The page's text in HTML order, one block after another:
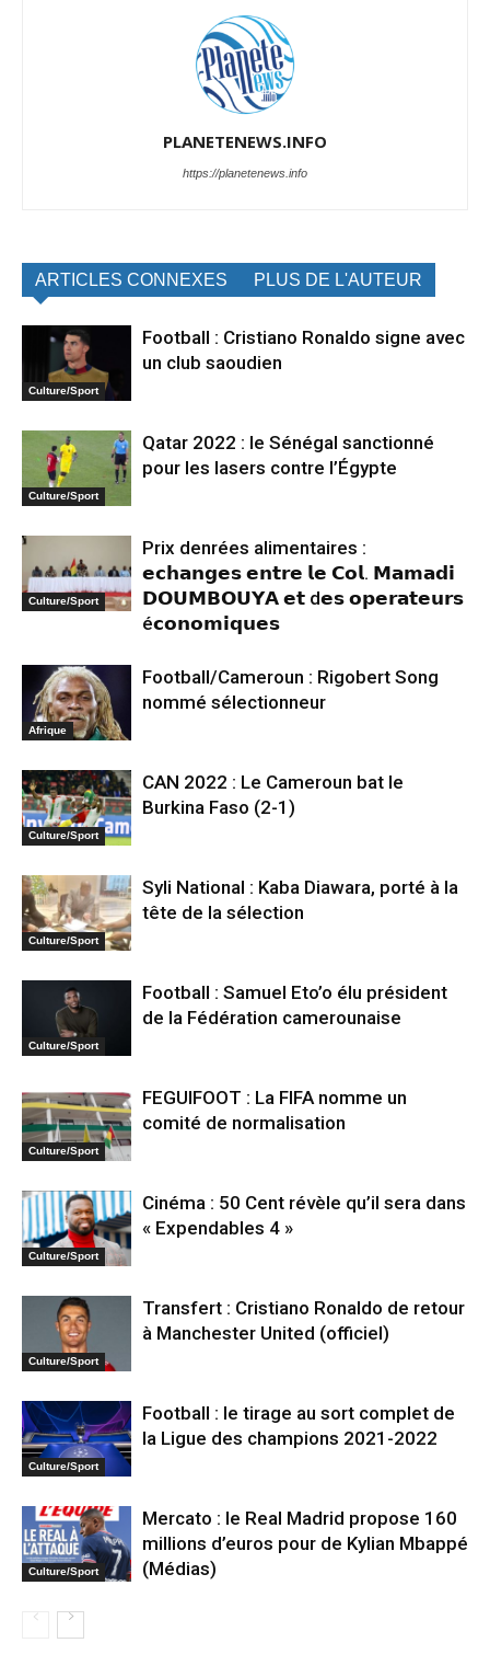
PLANETENEWS.INFO
https://planetenews.info
ARTICLES CONNEXES PLUS DE L'AUTEUR
Culture/Sport
Football : Cristiano Ronaldo signe avec
un club saoudien
Culture/Sport
Qatar 2022 : le Sénégal sanctionné
pour les lasers contre l’Égypte
Culture/Sport
Prix denrées alimentaires :
𝗲𝗰𝗵𝗮𝗻𝗴𝗲𝘀 𝗲𝗻𝘁𝗿𝗲 𝗹𝗲 𝗖𝗼𝗹. 𝗠𝗮𝗺𝗮𝗱𝗶
𝗗𝗢𝗨𝗠𝗕𝗢𝗨𝗬𝗔 𝗲𝘁 d𝗲𝘀 𝗼𝗽𝗲𝗿𝗮𝘁𝗲𝘂𝗿𝘀
é𝗰𝗼𝗻𝗼𝗺𝗶𝗾𝘂𝗲𝘀
Afrique
Football/Cameroun : Rigobert Song
nommé sélectionneur
Culture/Sport
CAN 2022 : Le Cameroun bat le
Burkina Faso (2-1)
Culture/Sport
Syli National : Kaba Diawara, porté à la
tête de la sélection
Culture/Sport
Football : Samuel Eto’o élu président
de la Fédération camerounaise
Culture/Sport
FEGUIFOOT : La FIFA nomme un
comité de normalisation
Culture/Sport
Cinéma : 50 Cent révèle qu’il sera dans
« Expendables 4 »
Culture/Sport
Transfert : Cristiano Ronaldo de retour
à Manchester United (officiel)
Culture/Sport
Football : le tirage au sort complet de
la Ligue des champions 2021-2022
Culture/Sport
Mercato : le Real Madrid propose 160
millions d’euros pour de Kylian Mbappé
(Médias)